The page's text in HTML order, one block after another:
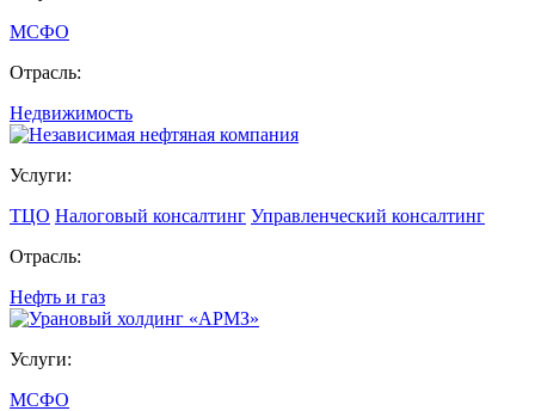
МСФО
Отрасль:
Недвижимость
Услуги:
ТЦО Налоговый консалтинг Управленческий консалтинг
Отрасль:
Нефть и газ
Услуги:
МСФО